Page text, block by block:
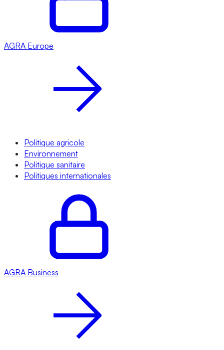
AGRA Europe
Politique agricole
Environnement
Politique sanitaire
Politiques internationales
AGRA Business